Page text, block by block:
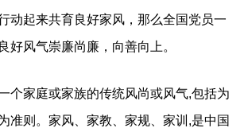
动起来共育良好家风，那么全国党员一
好风气崇廉尚廉，向善向上。
家庭或家族的传统风尚或风气,包括为
准则。家风、家教、家规、家训,是中国